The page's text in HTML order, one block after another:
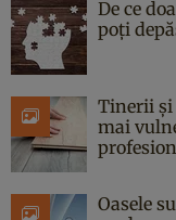
De ce
poți
Tinerii și
mai
Oasele